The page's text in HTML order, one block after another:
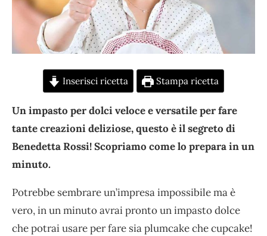
Inserisci ricetta Stampa ricetta
Un impasto per dolci veloce e versatile per fare
tante creazioni deliziose, questo è il segreto di
Benedetta Rossi! Scopriamo come lo prepara in un
minuto.
Potrebbe sembrare un’impresa impossibile ma è
vero, in un minuto avrai pronto un impasto dolce
che potrai usare per fare sia plumcake che cupcake!